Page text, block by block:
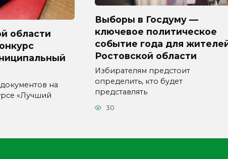
области
на
«Лучший
Выборы в Госдуму —
ключевое политическое
событие года для
Ростовской области
Избирателям предстоит
определить, кто будет
представлять
30